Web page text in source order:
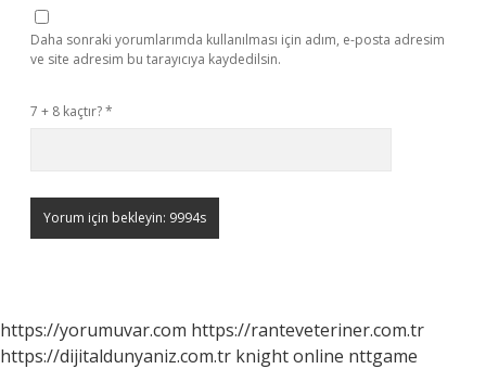
Daha sonraki yorumlarımda kullanılması için adım, e-posta adresim
ve site adresim bu tarayıcıya kaydedilsin.
7 + 8 kaçtır?*
https://yorumuvar.com https://ranteveteriner.com.tr
https://dijitaldunyaniz.com.tr knight online nttgame